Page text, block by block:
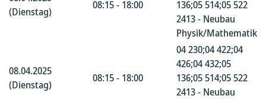
(Dienstag)
08:15 - 18:00
136;05 514;05 522
2413 - Neubau
Physik/Mathematik
08.04.2025
(Dienstag)
08:15 - 18:00
04 230;04 422;04
426;04 432;05
136;05 514;05 522
2413 - Neubau